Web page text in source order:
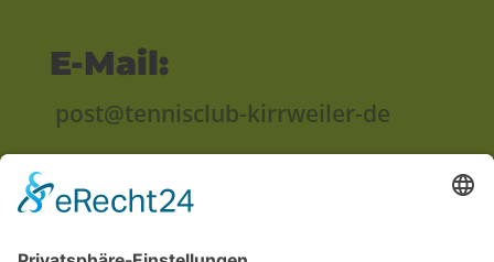
E-Mail:
post@tennisclub-kirrweiler-de